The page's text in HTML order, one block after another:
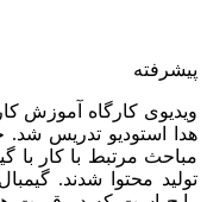
پیشرفته
ویدیوی کارگاه آموزش
هدا استودیو تدریس شد.
مباحث مرتبط با کار با
تولید محتوا شدند.